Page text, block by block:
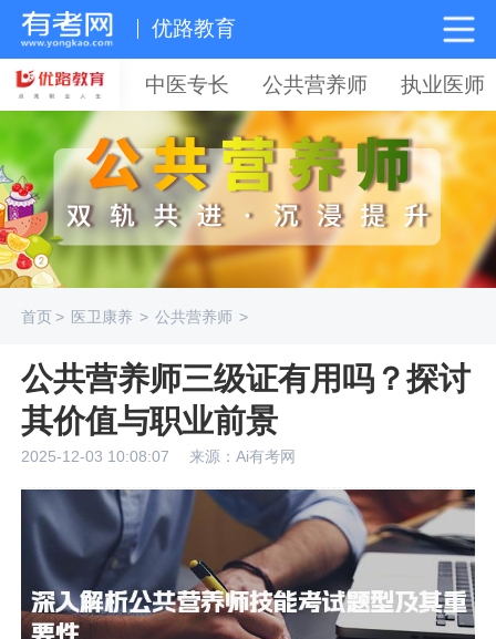
优路教育
中医专长 公共营养师 执业医师
首页> 医卫康养 > 公共营养师 >
公共营养师三级证有用吗？探讨
其价值与职业前景
2025-12-03 10:08:07 来源：Ai有考网